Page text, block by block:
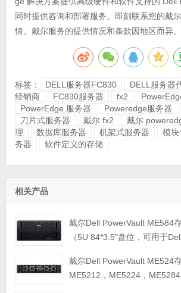
同时提供咨询和部署服务。即刻联系您的戴
情。戴尔服务的提供情况和条款因地区而异。
标签： DELL服务器FC830 DELL服务器
经销商
FC830服务器 fx2
PowerEdge 服务器
Poweredge服务器
刀片式服务器
戴尔 fx2 戴尔
理
数据库服务器 机架式服务器 模块
务器
软件定义的存储
相关产品
戴尔Dell PowerVault ME584
（5U 84*3.5″盘位，可用于
戴尔Dell PowerVault ME524
ME5212，ME5224，ME5284